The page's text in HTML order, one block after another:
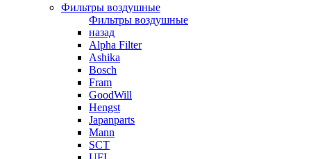
Фильтры воздушные
Фильтры воздушные
назад
Alpha Filter
Ashika
Bosch
Fram
GoodWill
Hengst
Japanparts
Mann
SCT